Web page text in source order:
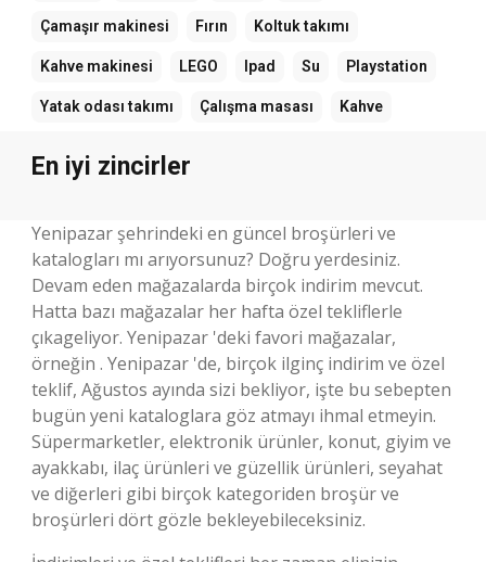
Çamaşır makinesi Fırın Koltuk takımı
Kahve makinesi LEGO Ipad Su Playstation
Yatak odası takımı Çalışma masası Kahve
En iyi zincirler
Yenipazar şehrindeki en güncel broşürleri ve
katalogları mı arıyorsunuz? Doğru yerdesiniz.
Devam eden mağazalarda birçok indirim mevcut.
Hatta bazı mağazalar her hafta özel tekliflerle
çıkageliyor. Yenipazar 'deki favori mağazalar,
örneğin . Yenipazar 'de, birçok ilginç indirim ve özel
teklif, Ağustos ayında sizi bekliyor, işte bu sebepten
bugün yeni kataloglara göz atmayı ihmal etmeyin.
Süpermarketler, elektronik ürünler, konut, giyim ve
ayakkabı, ilaç ürünleri ve güzellik ürünleri, seyahat
ve diğerleri gibi birçok kategoriden broşür ve
broşürleri dört gözle bekleyebileceksiniz.